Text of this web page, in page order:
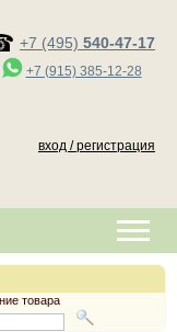
+7 (495) 540-47-17
+7 (915) 385-12-28
вход / регистрация
товара